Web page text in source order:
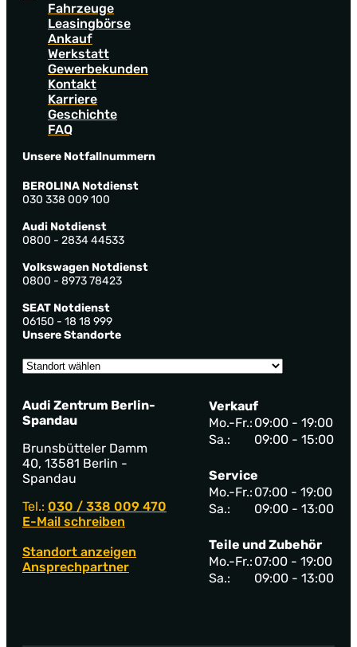
Fahrzeuge
Leasingbörse
Ankauf
Werkstatt
Gewerbekunden
Kontakt
Karriere
Geschichte
FAQ
Unsere Notfallnummern
BEROLINA Notdienst
030 338 009 100
Audi Notdienst
0800 - 2834 44533
Volkswagen Notdienst
0800 - 8973 78423
SEAT Notdienst
06150 - 18 18 999
Unsere Standorte
Audi Zentrum Berlin-
Spandau
Brunsbütteler Damm
40, 13581 Berlin -
Spandau
Tel.: 030 / 338 009 470
E-Mail schreiben
Standort anzeigen
Ansprechpartner
Verkauf
Mo.-Fr.: 09:00 - 19:00
Sa.:
09:00 - 15:00
Service
Mo.-Fr.: 07:00 - 19:00
Sa.:
09:00 - 13:00
Teile und Zubehör
Mo.-Fr.: 07:00 - 19:00
Sa.:
09:00 - 13:00